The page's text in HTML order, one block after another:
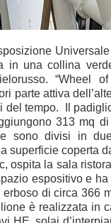
in una collina
“Wheel
parte attiva
del tempo. Il
313 mq
sono divisi in
superficie coperta
ospita la sala
espositivo e
di circa 366
è realizzata in